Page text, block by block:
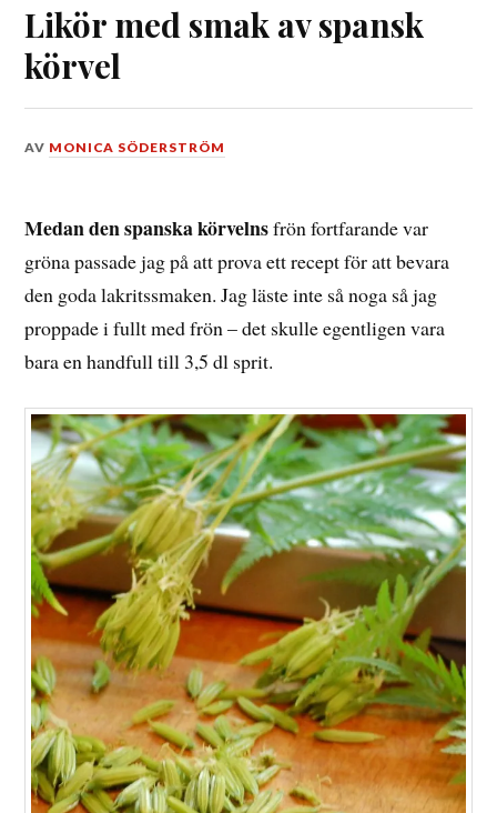
Likör med smak av spansk
körvel
DEN
2015
AV MONICA SÖDERSTRÖM
Medan den spanska körvelnsfrön fortfarande var
gröna passade jag på att prova ett recept för att bevara
den goda lakritssmaken. Jag läste inte så noga så jag
proppade i fullt med frön – det skulle egentligen vara
bara en handfull till 3,5 dl sprit.